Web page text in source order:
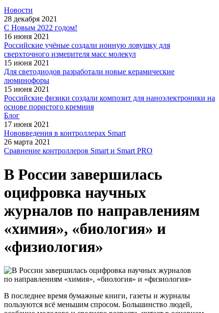
Новости
28 декабря 2021
С Новым 2022 годом!
16 июня 2021
Российские учёные создали ионную ловушку для
сверхточного измерителя масс молекул
15 июня 2021
Для светодиодов разработали новые керамические
люминофоры
15 июня 2021
Российские физики создали композит для наноэлектроники на
основе пористого кремния
Блог
17 июня 2021
Нововведения в контроллерах Smart
26 марта 2021
Сравнение контроллеров Smart и Smart PRO
В России завершилась
оцифровка научных
журналов по направлениям
«химия», «биология» и
«физиология»
В последнее время бумажные книги, газеты и журналы
пользуются всё меньшим спросом. Большинство людей,